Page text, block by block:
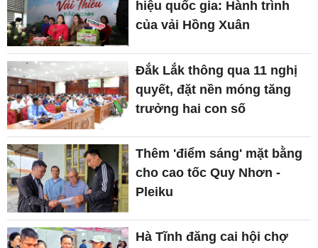
hiệu quốc gia: Hành trình
của vải Hồng Xuân
Đắk Lắk thông qua 11 nghị
quyết, đặt nền móng tăng
trưởng hai con số
Thêm 'điểm sáng' mặt bằng
cho cao tốc Quy Nhơn -
Pleiku
Hà Tĩnh đăng cai hội chợ